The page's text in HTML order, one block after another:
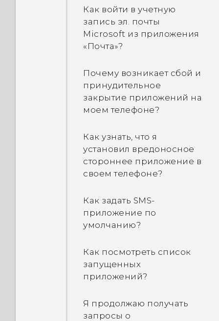
завершать работу
приложений или
закрывать их?
памяти в телефоне и
какое количество памяти
используется?
телефон в безопасном
режиме?
Как на панели
уведомление о том, что
определенное
приложение работает в
времени? Трансляция
Интернет-радиостанций
также прекращается.
телефон не включается?
Как перезагрузить
телефон с помощью
Что делать, если мой
телефон перезагружается
или не загружается
экрана?
Что делать, если мой
Почему аккумулятор так
быстро разряжается?
Как войти в учетную
запись эл. почты
Microsoft из приложения
«Почта»?
Почему возникает сбой и
принудительное
закрытие приложений на
моем телефоне?
Как узнать, что я
установил вредоносное
стороннее приложение в
своем телефоне?
Как задать SMS-
приложение по
умолчанию?
Как посмотреть список
запущенных
приложений?
Я продолжаю получать
запросы о